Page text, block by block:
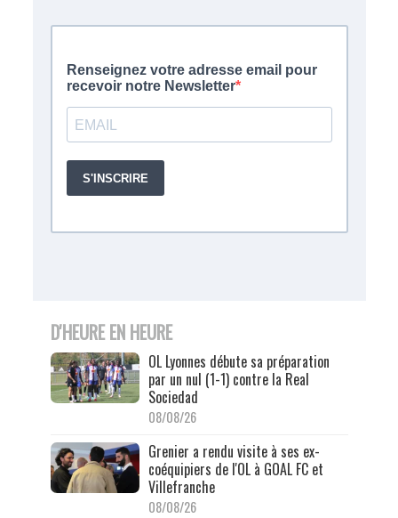
D'HEURE EN HEURE
OL Lyonnes débute sa préparation
par un nul (1-1) contre la Real
Sociedad
08/08/26
Grenier a rendu visite à ses ex-
coéquipiers de l'OL à GOAL FC et
Villefranche
08/08/26